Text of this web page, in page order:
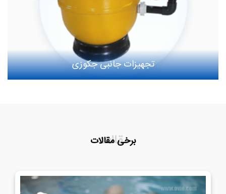
تجهیزات جانبی جکوزی
برخی مقالات
مقالات